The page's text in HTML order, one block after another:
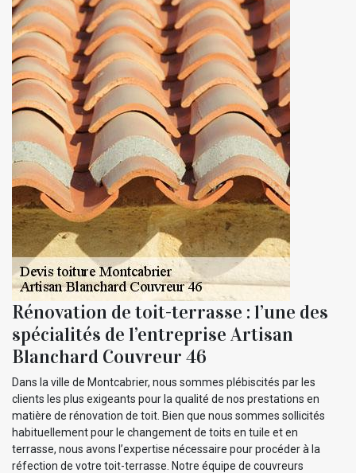
Rénovation de toit-terrasse : l’une des
spécialités de l’entreprise Artisan
Blanchard Couvreur 46
Dans la ville de Montcabrier, nous sommes plébiscités par les
clients les plus exigeants pour la qualité de nos prestations en
matière de rénovation de toit. Bien que nous sommes sollicités
habituellement pour le changement de toits en tuile et en
terrasse, nous avons l’expertise nécessaire pour procéder à la
réfection de votre toit-terrasse. Notre équipe de couvreurs